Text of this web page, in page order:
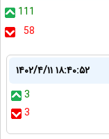
111
58
۱۴۰۲/۴/۱۱ ۱۸:۴۰:۵۲
3
3